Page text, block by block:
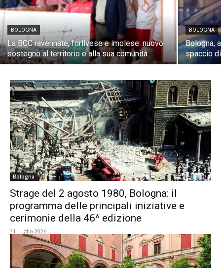
BOLOGNA
La BCC ravennate, forlivese e imolese: nuovo
sostegno al territorio e alla sua comunità
BOLOGNA
Bologna,
spaccio
Bologna
Strage del 2 agosto 1980, Bologna: il
programma delle principali iniziative e
cerimonie della 46^ edizione
31 Luglio 2026